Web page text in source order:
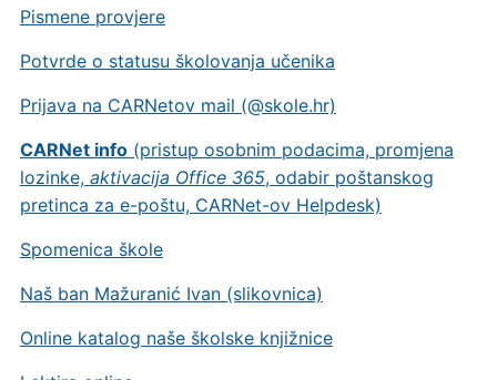
Pismene provjere
Potvrde o statusu školovanja učenika
Prijava na CARNetov mail (@skole.hr)
CARNet info(pristup osobnim podacima, promjena
lozinke, aktivacija Office 365, odabir poštanskog
pretinca za e-poštu, CARNet-ov Helpdesk)
Spomenica škole
Naš ban Mažuranić Ivan (slikovnica)
Online katalog naše školske knjižnice